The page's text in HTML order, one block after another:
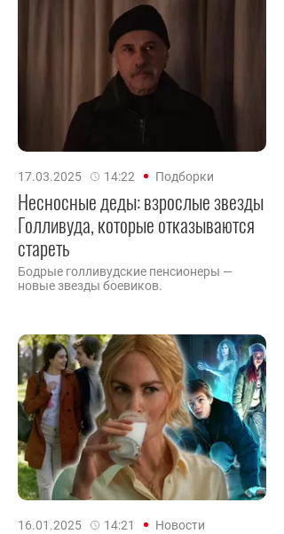
17.03.2025 14:22 Подборки
Несносные деды: взрослые звезды
Голливуда, которые отказываются
стареть
Бодрые голливудские пенсионеры —
новые звезды боевиков.
16.01.2025 14:21 Новости